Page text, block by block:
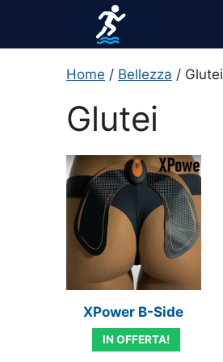
contenuto
Home / Bellezza / Glutei
Glutei
XPower B-Side
IN OFFERTA!